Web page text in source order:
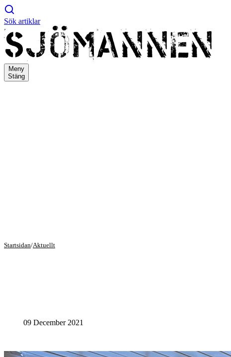
Sök artiklar
Meny
Stäng
Startsidan/Aktuellt
09 December 2021